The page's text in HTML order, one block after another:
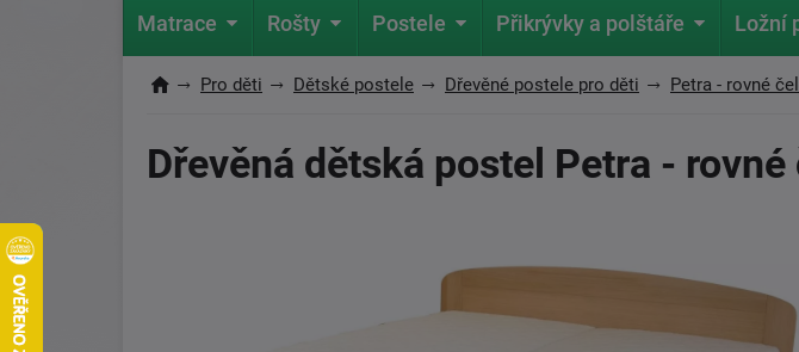
Matrace Rošty Postele Přikrývky a polštáře Ložní
Pro děti Dětské postele Dřevěné postele pro děti Petra - rovné
Dřevěná dětská postel Petra - rovné